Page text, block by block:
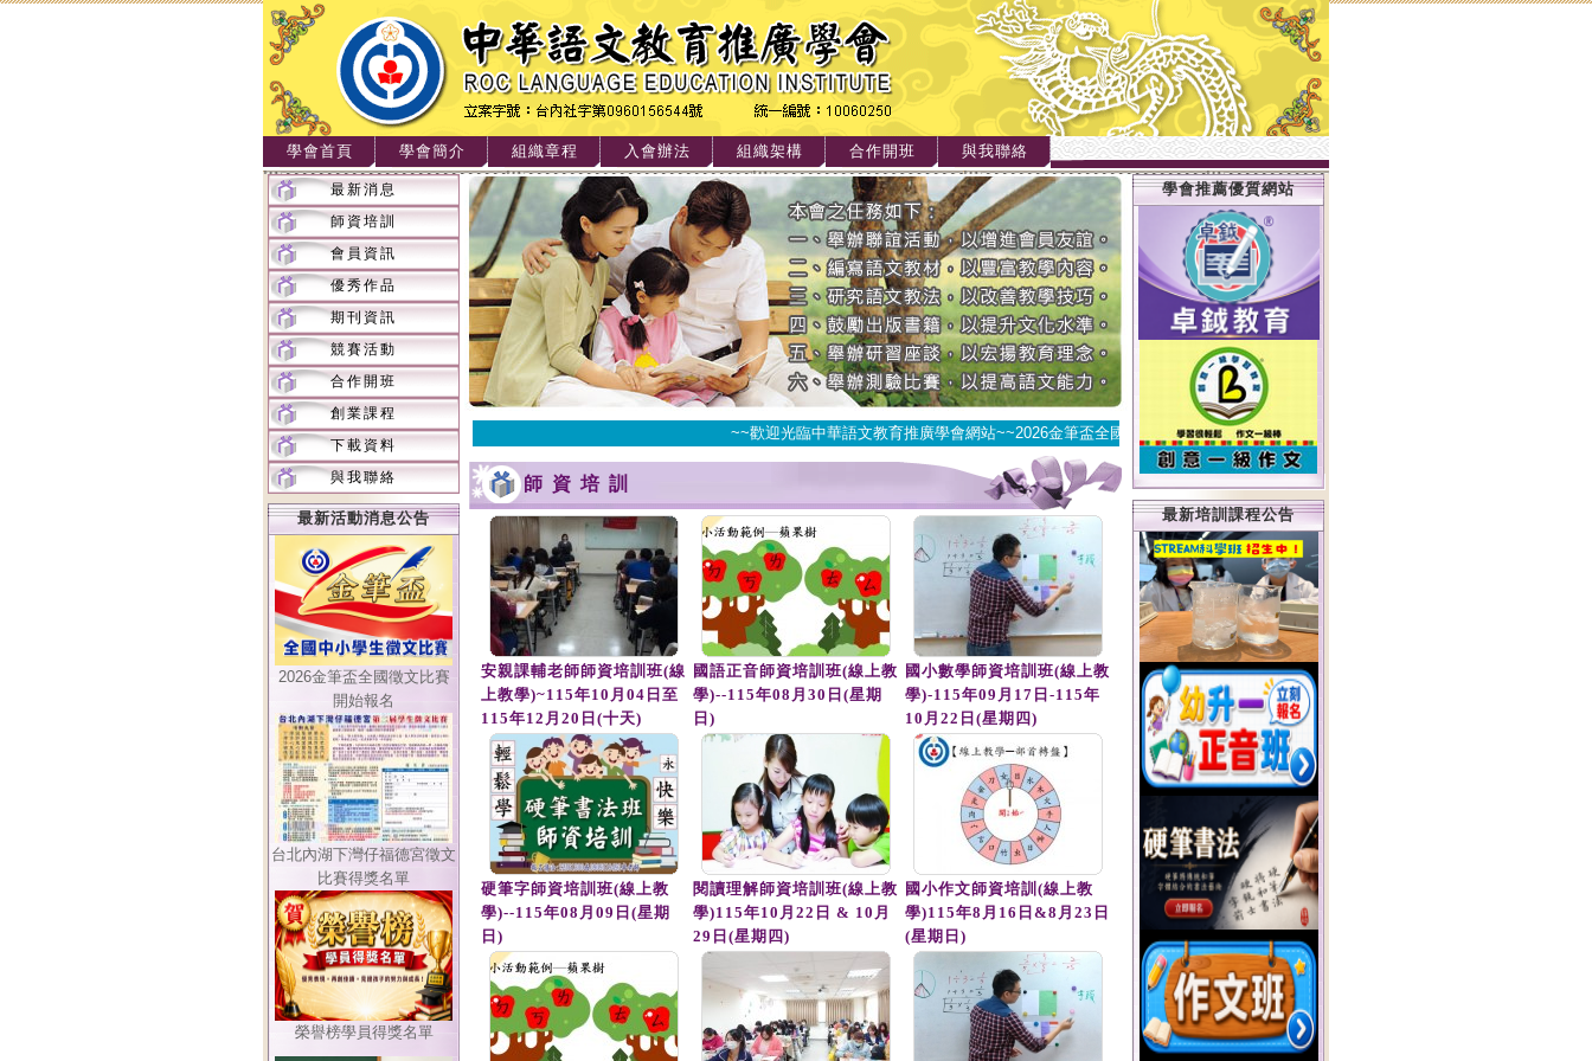
學會首頁 學會簡介 組織章程 入會辦法 組織架構 合作開班 與我聯絡
最新消息
師資培訓
會員資訊
優秀作品
期刊資訊
競賽活動
合作開班
創業課程
下載資料
與我聯絡
最新活動消息公告
2026金筆盃全國徵文比賽
開始報名
台北內湖下灣仔福德宮徵文
比賽得獎名單
榮譽榜學員得獎名單
~~歡迎光臨中華語文教育推廣學會網站~~2026金筆盃全國徵文比賽!開始報名
師資培訓
安親課輔老師師資培訓班(線
上教學)~115年10月04日至
115年12月20日(十天)
國語正音師資培訓班(線上教
學)--115年08月30日(星期
日)
國小數學師資培訓班(線上教
學)-115年09月17日-115年
10月22日(星期四)
硬筆字師資培訓班(線上教
學)--115年08月09日(星期
日)
閱讀理解師資培訓班(線上教
學)115年10月22日 & 10月
29日(星期四)
國小作文師資培訓(線上教
學)115年8月16日&8月23日
(星期日)
學會推薦優質網站
最新培訓課程公告